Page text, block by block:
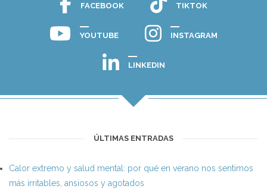
FACEBOOK TIKTOK
YOUTUBE INSTAGRAM
LINKEDIN
ÚLTIMAS ENTRADAS
Calor extremo y salud mental: por qué en verano nos sentimos
más irritables, ansiosos y agotados